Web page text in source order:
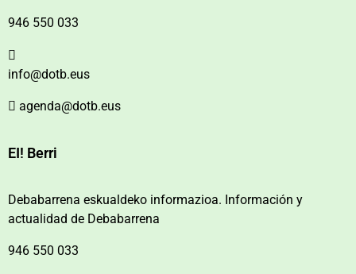
946 550 033
info@dotb.eus
agenda@dotb.eus
EI! Berri
Debabarrena eskualdeko informazioa. Información y
actualidad de Debabarrena
946 550 033